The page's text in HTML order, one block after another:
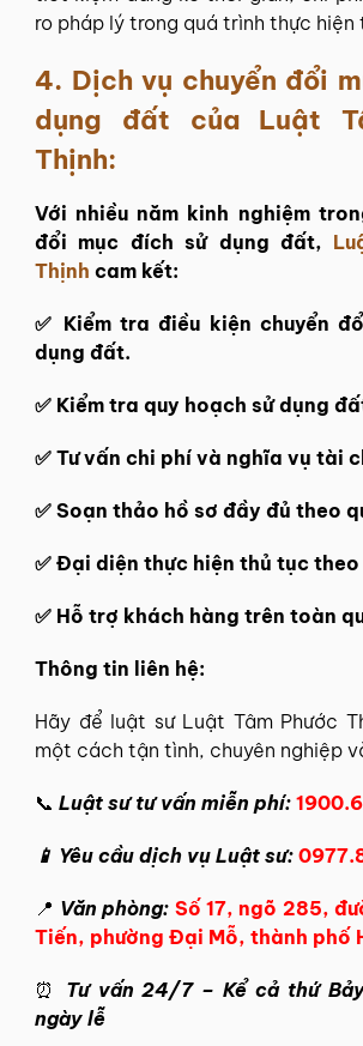
ro pháp lý trong quá trình thực hiện
4. Dịch vụ chuyển đổi
dụng đất của Luật
Thịnh:
Với nhiều năm kinh nghiệm
đổi mục đích sử dụng đất,
Thịnh cam kết:
✅ Kiểm tra điều kiện chuyển
dụng đất.
✅ Kiểm tra quy hoạch sử dụng
✅ Tư vấn chi phí và nghĩa vụ tài
✅ Soạn thảo hồ sơ đầy đủ theo
✅ Đại diện thực hiện thủ tục theo
✅ Hỗ trợ khách hàng trên toàn
Thông tin liên hệ:
Hãy để luật sư Luật Tâm Phước
một cách tận tình, chuyên nghiệp
📞 Luật sư tư vấn miễn phí:
📱 Yêu cầu dịch vụ Luật sư:
📍 Văn phòng: Số 17, ngõ 285,
Tiến, phường Đại Mỗ, thành phố
⏰ Tư vấn 24/7 – Kể cả thứ
ngày lễ